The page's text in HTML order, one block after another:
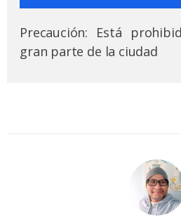
Precaución: Está
gran parte de la ciudad